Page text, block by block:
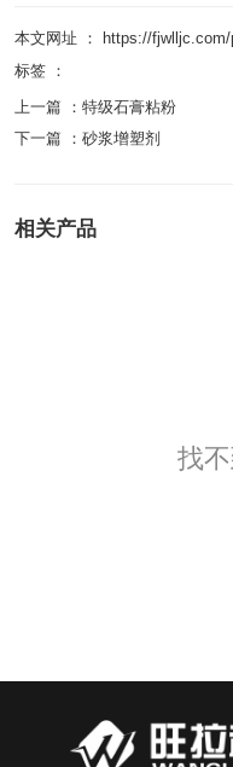
本文网址 ： https://
标签 ：
上一篇 ： 特级石膏粘粉
下一篇 ： 砂浆增塑剂
相关产品
找